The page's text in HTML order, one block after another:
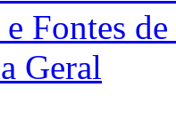
Fontes de
Geral